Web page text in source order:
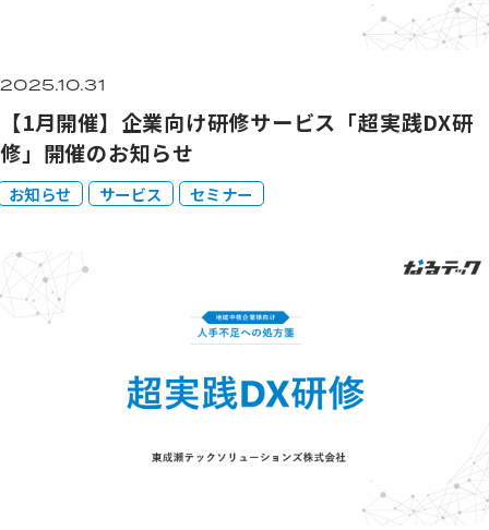
2025.10.31
【1月開催】企業向け研修サービス「超実践DX研
修」開催のお知らせ
お知らせ サービス セミナー